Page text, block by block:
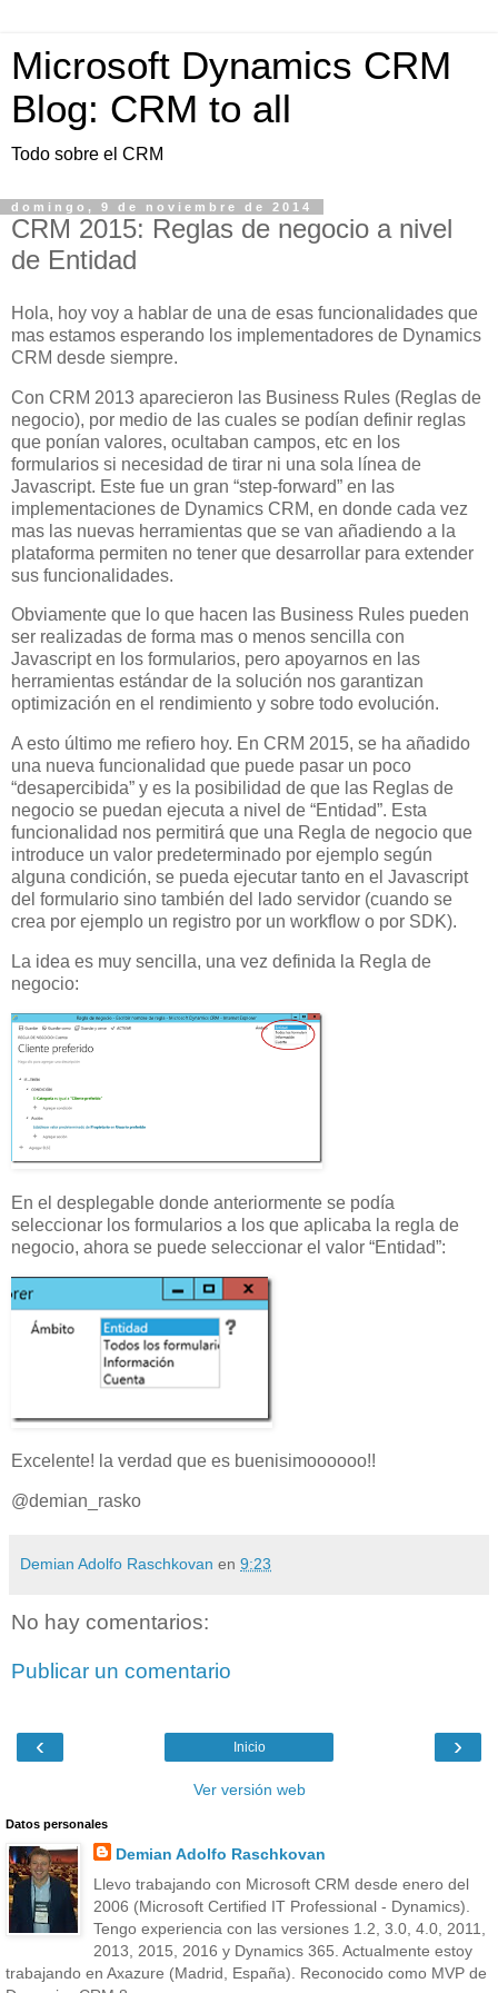
Microsoft Dynamics CRM
Blog: CRM to all
Todo sobre el CRM
domingo, 9 de noviembre de 2014
CRM 2015: Reglas de negocio a nivel
de Entidad
Hola, hoy voy a hablar de una de esas funcionalidades que
mas estamos esperando los implementadores de Dynamics
CRM desde siempre.
Con CRM 2013 aparecieron las Business Rules (Reglas de
negocio), por medio de las cuales se podían definir reglas
que ponían valores, ocultaban campos, etc en los
formularios si necesidad de tirar ni una sola línea de
Javascript. Este fue un gran “step-forward” en las
implementaciones de Dynamics CRM, en donde cada vez
mas las nuevas herramientas que se van añadiendo a la
plataforma permiten no tener que desarrollar para extender
sus funcionalidades.
Obviamente que lo que hacen las Business Rules pueden
ser realizadas de forma mas o menos sencilla con
Javascript en los formularios, pero apoyarnos en las
herramientas estándar de la solución nos garantizan
optimización en el rendimiento y sobre todo evolución.
A esto último me refiero hoy. En CRM 2015, se ha añadido
una nueva funcionalidad que puede pasar un poco
“desapercibida” y es la posibilidad de que las Reglas de
negocio se puedan ejecuta a nivel de “Entidad”. Esta
funcionalidad nos permitirá que una Regla de negocio que
introduce un valor predeterminado por ejemplo según
alguna condición, se pueda ejecutar tanto en el Javascript
del formulario sino también del lado servidor (cuando se
crea por ejemplo un registro por un workflow o por SDK).
La idea es muy sencilla, una vez definida la Regla de
negocio:
En el desplegable donde anteriormente se podía
seleccionar los formularios a los que aplicaba la regla de
negocio, ahora se puede seleccionar el valor “Entidad”:
Excelente! la verdad que es buenisimoooooo!!
@demian_rasko
Demian Adolfo Raschkovan en 9:23
No hay comentarios:
Publicar un comentario
‹ ›
Inicio
Ver versión web
Datos personales
Demian Adolfo Raschkovan
Llevo trabajando con Microsoft CRM desde enero del
2006 (Microsoft Certified IT Professional - Dynamics).
Tengo experiencia con las versiones 1.2, 3.0, 4.0, 2011,
2013, 2015, 2016 y Dynamics 365. Actualmente estoy
trabajando en Axazure (Madrid, España). Reconocido como MVP de